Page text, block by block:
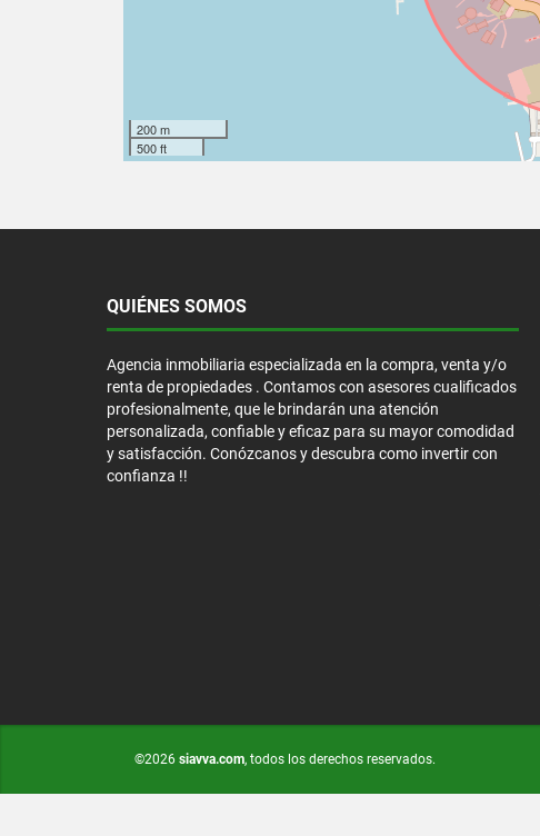
200 m
500 ft
QUIÉNES SOMOS
Agencia inmobiliaria especializada en la compra, venta y/o
renta de propiedades . Contamos con asesores cualificados
profesionalmente, que le brindarán una atención
personalizada, confiable y eficaz para su mayor comodidad
y satisfacción. Conózcanos y descubra como invertir con
confianza !!
©2026 siavva.com, todos los derechos reservados.